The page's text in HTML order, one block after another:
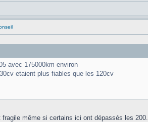
avec 175000km environ
etaient plus fiables que les 120cv
fragile même si certains ici ont dépassés les